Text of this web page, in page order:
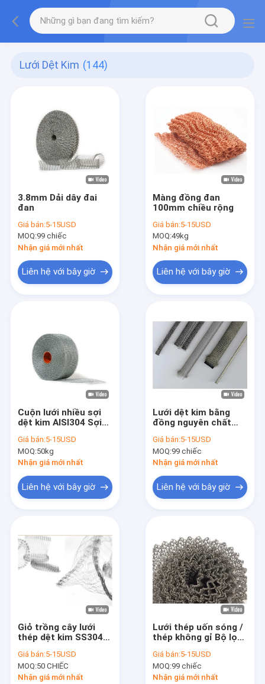
Lưới Dệt Kim (144)
3.8mm Dải dây đai
đan
Giá bán:5-15USD
MOQ:99 chiếc
Nhận giá mới nhất
Liên hệ với bây giờ
Màng đồng đan
100mm chiều rộng
Giá bán:5-15USD
MOQ:49kg
Nhận giá mới nhất
Liên hệ với bây giờ
Cuộn lưới nhiều sợi
dệt kim AISI304 Sợi
lọc
Giá bán:5-15USD
MOQ:50kg
Nhận giá mới nhất
Liên hệ với bây giờ
Lưới dệt kim bằng
đồng nguyên chất
ăn mòn OEM Lưới che
chắn
Giá bán:5-15USD
MOQ:99 chiếc
Nhận giá mới nhất
Liên hệ với bây giờ
Giỏ trồng cây lưới
thép dệt kim SS304
/ hoa
Giá bán:5-15USD
MOQ:50 CHIẾC
Nhận giá mới nhất
Lưới thép uốn sóng /
thép không gỉ Bộ lọc
0,20mm- 0,28mm
Giá bán:5-15USD
MOQ:99 chiếc
Nhận giá mới nhất